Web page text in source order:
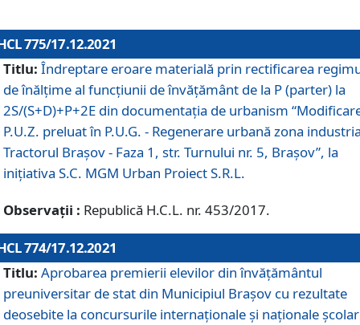
775/17.12.2021
Titlu: Îndreptare eroare materială prin rectificarea
de înălţime al funcţiunii de învăţământ de la P (parter) la
2S/(S+D)+P+2E din documentaţia de urbanism
P.U.Z. preluat în P.U.G. - Regenerare urbană zona
Tractorul Braşov - Faza 1, str. Turnului nr. 5, Braşov”, la
iniţiativa S.C. MGM Urban Proiect S.R.L.
Observații : Republică H.C.L. nr. 453/2017.
774/17.12.2021
Titlu: Aprobarea premierii elevilor din învățământul
preuniversitar de stat din Municipiul Brașov cu rezultate
deosebite la concursurile internaționale și naționale